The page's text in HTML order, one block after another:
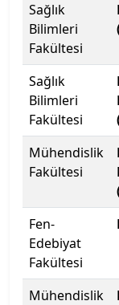
Eskişehir
Eskişehir
Fatih Sultan
Fenerbahçe
Fırat
Gazi
Gaziantep
Sağlık
Bilimleri
Fakültesi
Sağlık
Bilimleri
Fakültesi
Mühendislik
Fakültesi
Fen-
Edebiyat
Fakültesi
Mühendislik